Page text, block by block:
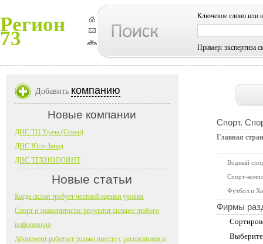
Регион
73
Ключевое слово или
Пример: экспертиза
Спорт.
Главная
Водный
Спорт-
Футбол и
Фирмы
Добавить компанию
Новые компании
ДНС ТЦ Удача (Север)
ДНС Юго-Запад
ДНС ТЕХНОПОИНТ
Новые статьи
Когда склон требует честной оценки уровня
Спорт и знаменитости: результат сильнее любого
инфоповода
Абонемент работает только вместе с расписанием и